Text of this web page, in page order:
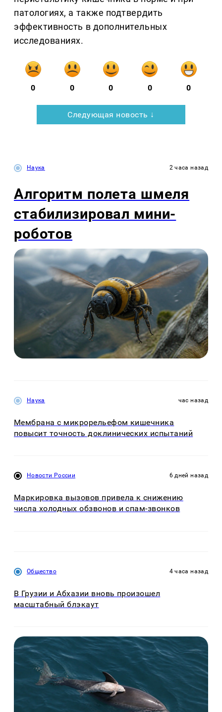
патологиях, а также подтвердить
эффективность в дополнительных
исследованиях.
0 0 0 0 0
Следующая новость ↓
Наука 2 часа назад
Алгоритм полета шмеля
стабилизировал мини-
роботов
Наука час назад
Мембрана с микрорельефом кишечника
повысит точность доклинических испытаний
Новости России 6 дней назад
Маркировка вызовов привела к снижению
числа холодных обзвонов и спам-звонков
Общество 4 часа назад
В Грузии и Абхазии вновь произошел
масштабный блэкаут